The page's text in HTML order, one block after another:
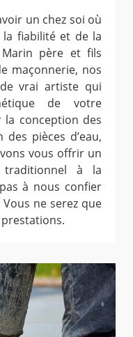
un chez soi où
fiabilité et de la
père et fils
maçonnerie, nos
vrai artiste qui
de votre
conception des
pièces d’eau,
vous offrir un
à la
à nous confier
ne serez que